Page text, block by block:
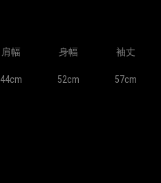
肩幅 身幅 袖丈
44cm 52cm 57cm